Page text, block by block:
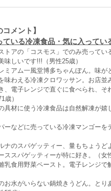
コメント】
ている冷凍食品・気に入ってい
トアの「コスモス」でのみ売って
味しいです!!!（男性25歳）
ミアム一風堂博多ちゃんぽん。味
味わえる冷凍クロワッサン。お店並
、電子レンジで直ぐに食べられ、
歳）
具材に使う冷凍食品は自然解凍が
ーなどに売っている冷凍マンゴー
ナのスパゲッティー、量もちょう
ススパゲッティーが特に好き。（女
乳食用野菜ペースト。電子レンジ
お水がいらない鍋焼きうどん。と